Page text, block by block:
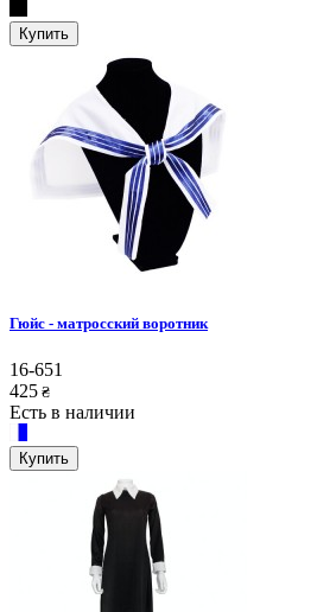
Купить
Гюйс - матросский воротник
16-651
425 ₴
Есть в наличии
Купить